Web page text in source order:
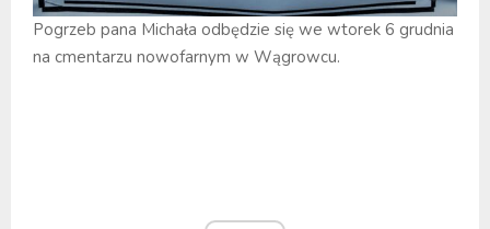
Pogrzeb pana Michała odbędzie się we wtorek 6 grudnia
na cmentarzu nowofarnym w Wągrowcu.